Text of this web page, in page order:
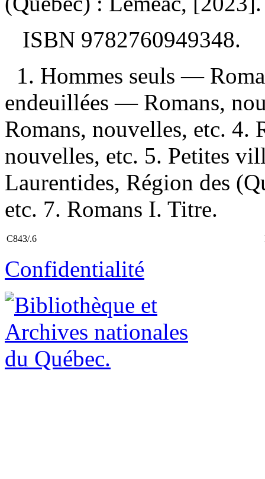
ISBN 9782760949348.
1. Hommes seuls —
endeuillées — Romans,
Romans, nouvelles, etc.
nouvelles, etc. 5. Petites
Laurentides, Région des
etc. 7. Romans I. Titre.
C843/.6
Confidentialité